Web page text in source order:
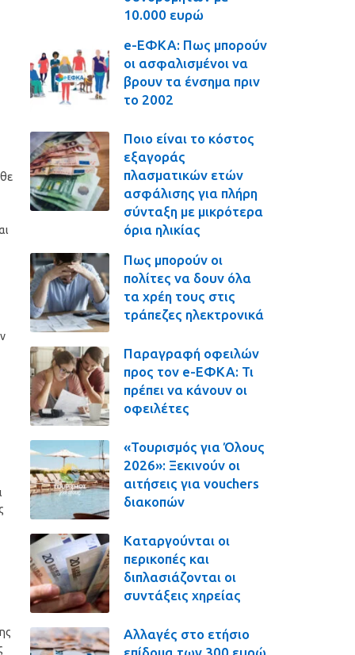
10.000 ευρώ
e-ΕΦΚΑ: Πως μπορούν
οι ασφαλισμένοι να
βρουν τα ένσημα πριν
το 2002
Ποιο είναι το κόστος
εξαγοράς
πλασματικών ετών
ασφάλισης για πλήρη
σύνταξη με μικρότερα
όρια ηλικίας
Πως μπορούν οι
πολίτες να δουν όλα
τα χρέη τους στις
τράπεζες ηλεκτρονικά
Παραγραφή οφειλών
προς τον e-ΕΦΚΑ: Τι
πρέπει να κάνουν οι
οφειλέτες
«Τουρισμός για Όλους
2026»: Ξεκινούν οι
αιτήσεις για vouchers
διακοπών
Καταργούνται οι
περικοπές και
διπλασιάζονται οι
συντάξεις χηρείας
Αλλαγές στο ετήσιο